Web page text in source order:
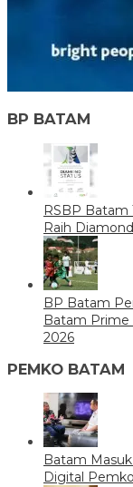
BP BATAM
RSBP Batam
Raih
BP Batam
Batam Prime
2026
PEMKO BATAM
Batam
Digital